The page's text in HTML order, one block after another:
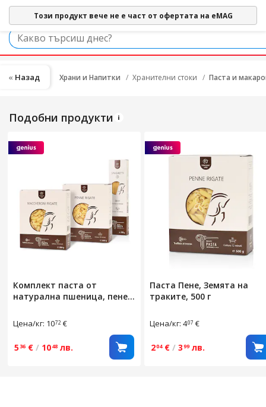
Този продукт вече не е част от офертата на eMAG
Храни и Напитки Хранителни стоки Паста и
Назад
Подобни продукти
Комплект паста от
натурална пшеница, пене,
на траките, 3 броя
Цена/кг: 1072 €
536 € / 1048 лв.
Паста Пене, Земята на
траките, 500 г
Цена/кг: 407 €
204 € / 399 лв.